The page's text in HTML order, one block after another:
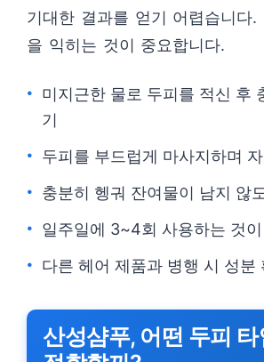
기대한 결과를 얻기 어렵습니다.
을 익히는 것이 중요합니다.
미지근한 물로 두피를 적신 후
기
두피를 부드럽게 마사지하며
충분히 헹궈 잔여물이 남지 않
일주일에 3~4회 사용하는 것
다른 헤어 제품과 병행 시 성분
산성샴푸, 어떤 두피